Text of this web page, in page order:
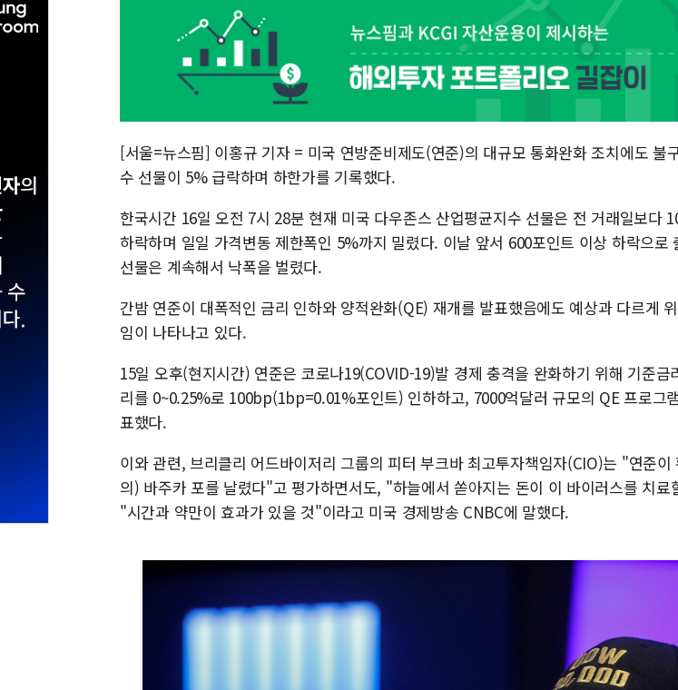
[서울=뉴스핌] 이홍규 기자 = 미국 연방준비제도(연준)의 대규모 통화완화 조치에도 불
수 선물이 5% 급락하며 하한가를 기록했다.
한국시간 16일 오전 7시 28분 현재 미국 다우존스 산업평균지수 선물은 전 거래일보다
하락하며 일일 가격변동 제한폭인 5%까지 밀렸다. 이날 앞서 600포인트 이상 하락으로
선물은 계속해서 낙폭을 벌렸다.
간밤 연준이 대폭적인 금리 인하와 양적완화(QE) 재개를 발표했음에도 예상과 다르게
임이 나타나고 있다.
15일 오후(현지시간) 연준은 코로나19(COVID-19)발 경제 충격을 완화하기 위해 기준금
리를 0~0.25%로 100bp(1bp=0.01%포인트) 인하하고, 7000억달러 규모의 QE 프로그
표했다.
이와 관련, 브리클리 어드바이저리 그룹의 피터 부크바 최고투자책임자(CIO)는 "연준
의) 바주카 포를 날렸다"고 평가하면서도, "하늘에서 쏟아지는 돈이 이 바이러스를 치료
"시간과 약만이 효과가 있을 것"이라고 미국 경제방송 CNBC에 말했다.